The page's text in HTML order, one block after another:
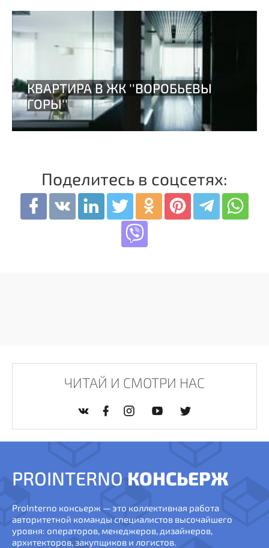
Поделитесь в соцсетях:
ЧИТАЙ И СМОТРИ НАС
PROINTERNO КОНСЬЕРЖ
ProInterno консьерж — это коллективная работа
авторитетной команды специалистов высочайшего
уровня: операторов, менеджеров, дизайнеров,
архитекторов, закупщиков и логистов.